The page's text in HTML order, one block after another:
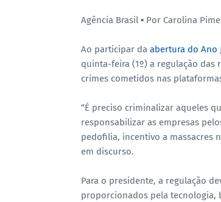
Agência Brasil ▪︎ Por Carolina
Ao participar da abertura do Ano
quinta-feira (1º) a regulação das
crimes cometidos nas
“É preciso criminalizar aqueles
responsabilizar as empresas
pedofilia, incentivo a massacres
em discurso.
Para o presidente, a regulação
proporcionados pela tecnologia,